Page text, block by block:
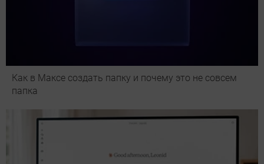
Как в Максе создать папку и почему это не совсем
папка